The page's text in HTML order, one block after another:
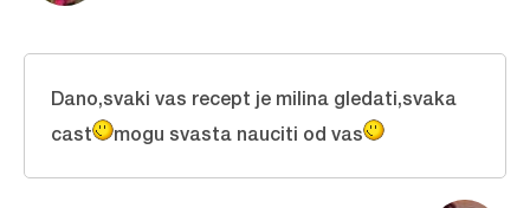
Dano,svaki vas recept je milina gledati,svaka
cast
mogu svasta nauciti od vas